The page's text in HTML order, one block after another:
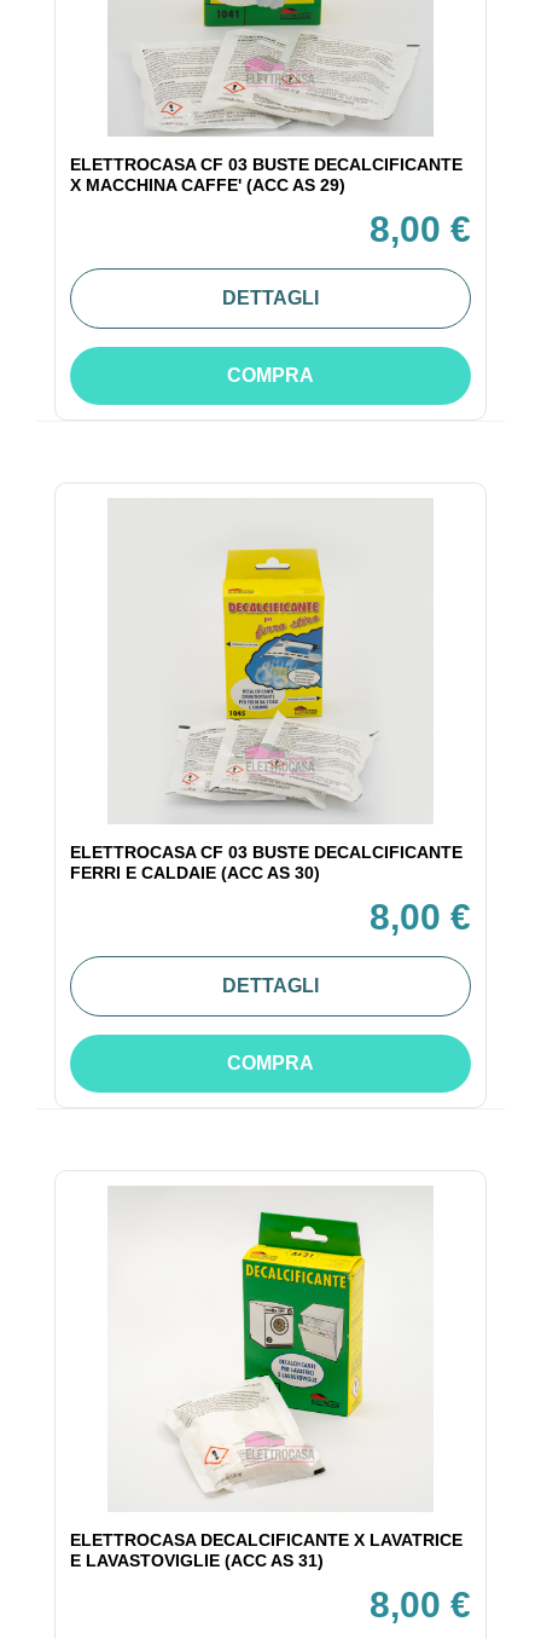
ELETTROCASA CF 03 BUSTE DECALCIFICANTE
X MACCHINA CAFFE' (ACC AS 29)
8,00 €
DETTAGLI
COMPRA
ELETTROCASA CF 03 BUSTE DECALCIFICANTE
FERRI E CALDAIE (ACC AS 30)
8,00 €
DETTAGLI
COMPRA
ELETTROCASA DECALCIFICANTE X LAVATRICE
E LAVASTOVIGLIE (ACC AS 31)
8,00 €